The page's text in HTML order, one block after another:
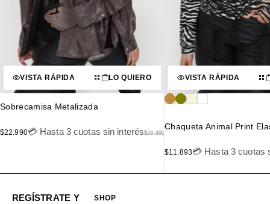
VISTA RÁPIDA LO QUIERO
Sobrecamisa Metalizada
$28.990
$22.990💳 Hasta 3 cuotas sin interés
VISTA RÁPIDA
Chaqueta Animal Print
$11.893💳 Hasta 3 cuotas
REGÍSTRATE Y
SHOP